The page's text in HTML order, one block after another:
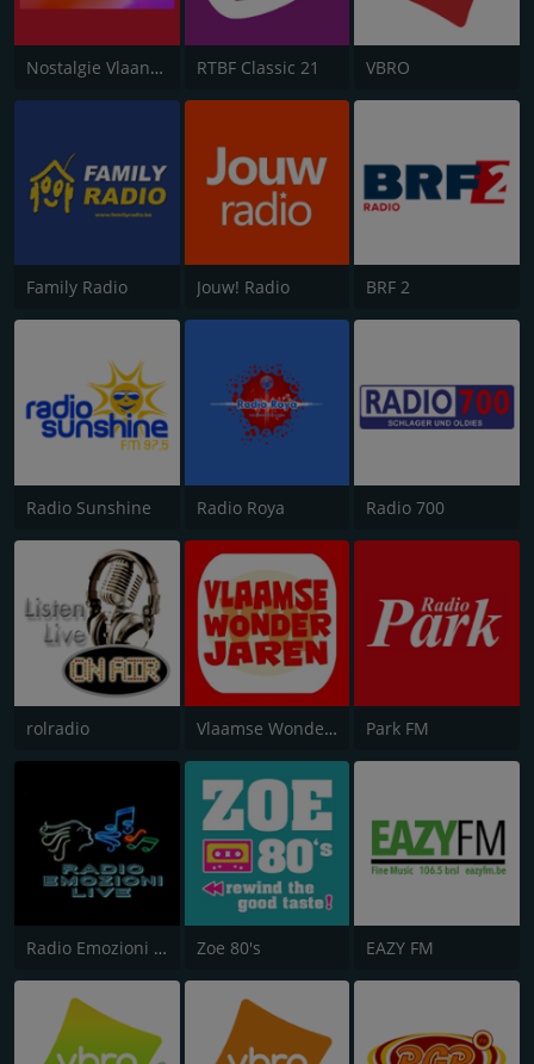
Nostalgie Vlaanderen RTBF Classic 21 VBRO
Family Radio Jouw! Radio BRF 2
Radio Sunshine Radio Roya Radio 700
rolradio Vlaamse Wonderjaren Park FM
Radio Emozioni Live Zoe 80's EAZY FM